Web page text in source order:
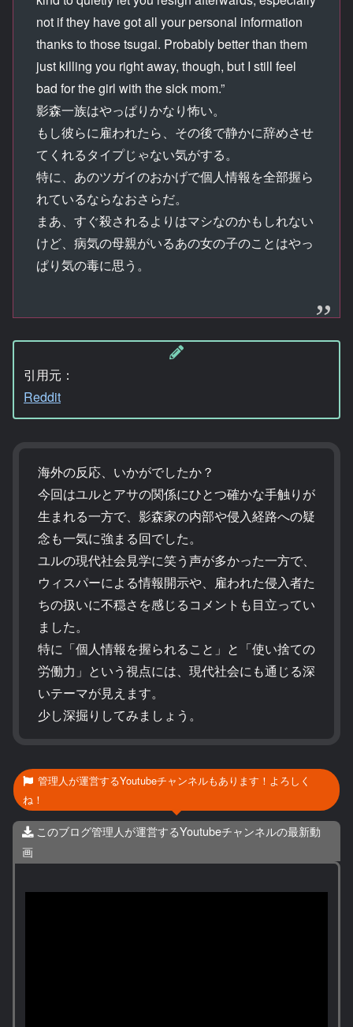
not if they have got all your personal information
thanks to those tsugai. Probably better than them
just killing you right away, though, but I still feel
bad for the girl with the sick mom.”
影森一族はやっぱりかなり怖い。
もし彼らに雇われたら、その後で静かに辞めさせ
てくれるタイプじゃない気がする。
特に、あのツガイのおかげで個人情報を全部握ら
れているならなおさらだ。
まあ、すぐ殺されるよりはマシなのかもしれない
けど、病気の母親がいるあの女の子のことはやっ
ぱり気の毒に思う。
引用元：
Reddit
海外の反応、いかがでしたか？
今回はユルとアサの関係にひとつ確かな手触りが
生まれる一方で、影森家の内部や侵入経路への疑
念も一気に強まる回でした。
ユルの現代社会見学に笑う声が多かった一方で、
ウィスパーによる情報開示や、雇われた侵入者た
ちの扱いに不穏さを感じるコメントも目立ってい
ました。
特に「個人情報を握られること」と「使い捨ての
労働力」という視点には、現代社会にも通じる深
いテーマが見えます。
少し深掘りしてみましょう。
管理人が運営するYoutubeチャンネルもあります！よろしく
ね！
このブログ管理人が運営するYoutubeチャンネルの最新動
画